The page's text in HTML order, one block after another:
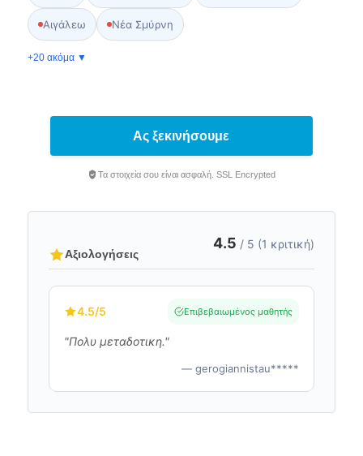
Αιγάλεω Νέα Σμύρνη
+20 ακόμα ▼
Ας ξεκινήσουμε
Τα στοιχεία σου είναι ασφαλή. SSL Encrypted
Αξιολογήσεις
4.5 / 5 (1 κριτική)
4.5/5 Επιβεβαιωμένος μαθητής
"Πολυ μεταδοτικη."
— gerogiannistau*****